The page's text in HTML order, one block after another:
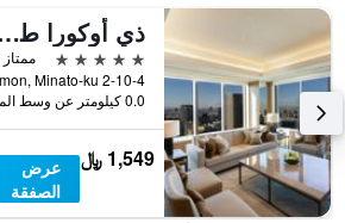
ذي أوكورا
5 نجوم
ممتاز 9.6
0.0 كيلومتر عن وسط المدينة
1,549 ﷼
عرض
الصفقة